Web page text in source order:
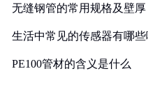
无缝钢管的常用规格及壁厚
生活中常见的传感器有哪些
PE100管材的含义是什么